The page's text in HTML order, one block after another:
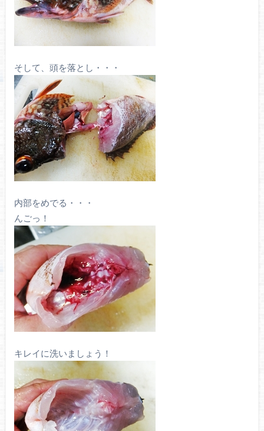
そして、頭を落とし・・・
内部をめでる・・・
んごっ！
キレイに洗いましょう！